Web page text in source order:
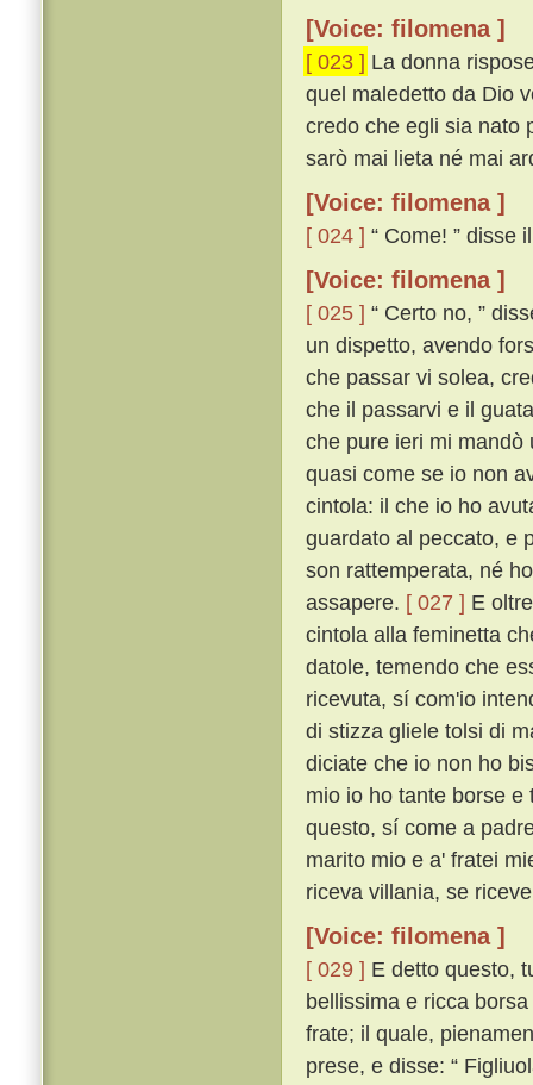
[Voice: filomena ]
[ 023 ] La donna
quel maledetto da Dio
credo che egli sia nato
sarò mai lieta né mai
[Voice: filomena ]
[ 024 ] “ Come! ” disse
[Voice: filomena ]
[ 025 ] “ Certo no, ”
un dispetto, avendo
che passar vi solea,
che il passarvi e il
che pure ieri mi mandò
quasi come se io non
cintola: il che io ho
guardato al peccato, e
son rattemperata, né
assapere. [ 027 ] E
cintola alla feminetta
datole, temendo che
ricevuta, sí com'io
di stizza gliele tolsi di
diciate che io non ho
mio io ho tante borse
questo, sí come a
marito mio e a' fratei
riceva villania, se
[Voice: filomena ]
[ 029 ] E detto questo,
bellissima e ricca
frate; il quale,
prese, e disse: “